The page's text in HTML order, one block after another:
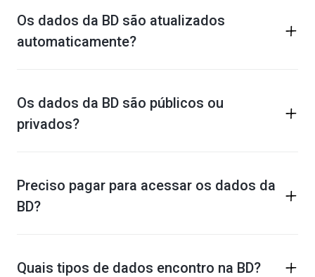
Os dados da BD são atualizados
automaticamente?
Os dados da BD são públicos ou
privados?
Preciso pagar para acessar os dados da
BD?
Quais tipos de dados encontro na BD?